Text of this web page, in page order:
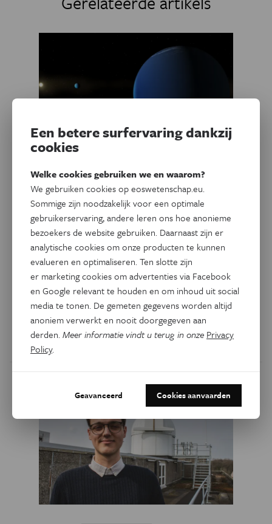
Ruimte
Zijn dit de pluizigste planeten
van het heelal?
Ze zijn zo groot als Jupiter, maar bijna leeg vanbinnen.
Astronomen hebben twee uitzonderlijke ‘super-puff’-
planeten ontdekt die een lagere dichtheid hebben dan
suikerspin. Hun bestaan stelt astronomen voor een
fundamentele vraag: hoe kunnen zulke opgeblazen
werelden hun enorme gasomhulsels behouden?
Een betere surfervaring dankzij
cookies
Welke cookies gebruiken we en waarom?
We gebruiken cookies op eoswetenschap.eu.
Sommige zijn noodzakelijk voor een optimale
gebruikerservaring, andere leren ons hoe anonieme
bezoekers de website gebruiken. Daarnaast zijn er
analytische cookies om onze producten te kunnen
evalueren en optimaliseren. Ten slotte zijn
er marketing cookies om advertenties via Facebook
en Google relevant te houden en om inhoud uit social
media te tonen. De gemeten gegevens worden altijd
anoniem verwerkt en nooit doorgegeven aan
derden.Meer informatie vindt u terug in onze Privacy
Policy.
Geavanceerd Cookies aanvaarden